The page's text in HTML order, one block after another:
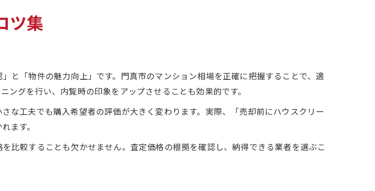
ツ集
と「物件の魅力向上」です。門真市のマンション相場を正確に把握することで、適
グを行い、内覧時の印象をアップさせることも効果的です。
な工夫でも購入希望者の評価が大きく変わります。実際、「売却前にハウスクリー
ます。
比較することも欠かせません。査定価格の根拠を確認し、納得できる業者を選ぶこ